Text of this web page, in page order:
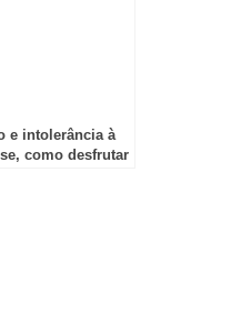
e intolerância à
como desfrutar